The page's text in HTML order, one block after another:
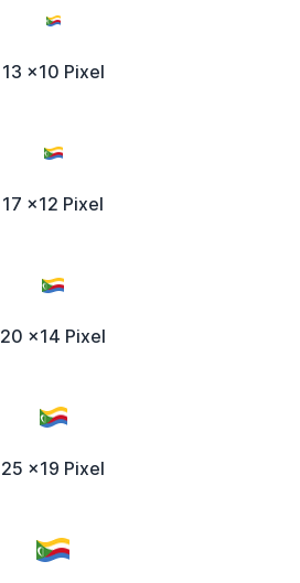
13 x10 Pixel
17 x12 Pixel
20 x14 Pixel
25 x19 Pixel